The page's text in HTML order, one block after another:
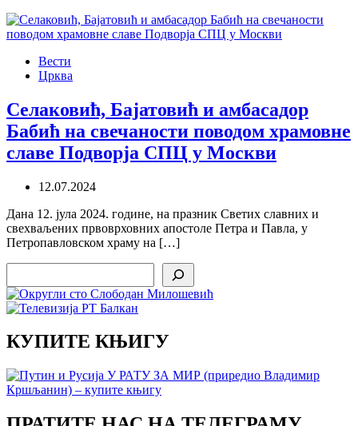
Вести
Црква
Селаковић, Бајатовић и амбасадор
Бабић на свечаности поводом храмовне
славе Подворја СПЦ у Москви
12.07.2024
Дана 12. јула 2024. године, на празник Светих славних и
свехваљених првоврховних апостоле Петра и Павла, у
Петропавловском храму на […]
КУПИТЕ КЊИГУ